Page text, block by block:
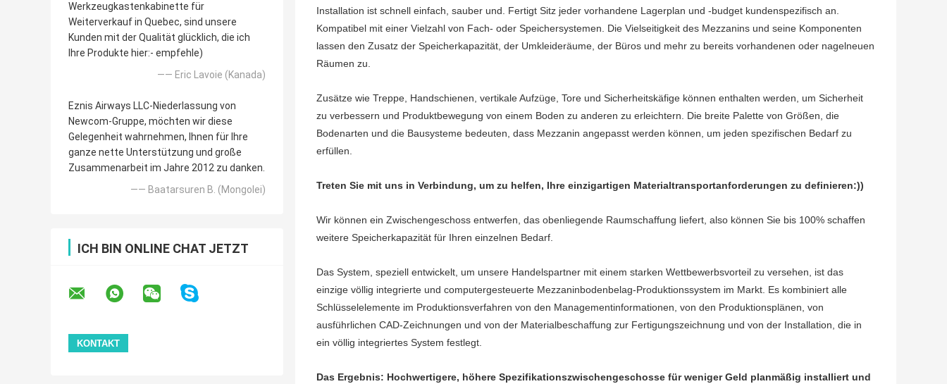
Werkzeugkastenkabinette für
Weiterverkauf in Quebec, sind unsere
Kunden mit der Qualität glücklich, die ich
Ihre Produkte hier:- empfehle)
—— Eric Lavoie (Kanada)
Eznis Airways LLC-Niederlassung von
Newcom-Gruppe, möchten wir diese
Gelegenheit wahrnehmen, Ihnen für Ihre
ganze nette Unterstützung und große
Zusammenarbeit im Jahre 2012 zu danken.
—— Baatarsuren B. (Mongolei)
ICH BIN ONLINE CHAT JETZT
Installation ist schnell einfach, sauber und. Fertigt Sitz jeder vorhandene Lagerplan und -budget kundenspezifisch an.
Kompatibel mit einer Vielzahl von Fach- oder Speichersystemen. Die Vielseitigkeit des Mezzanins und seine Komponenten
lassen den Zusatz der Speicherkapazität, der Umkleideräume, der Büros und mehr zu bereits vorhandenen oder nagelneuen
Räumen zu.
Zusätze wie Treppe, Handschienen, vertikale Aufzüge, Tore und Sicherheitskäfige können enthalten werden, um Sicherheit
zu verbessern und Produktbewegung von einem Boden zu anderen zu erleichtern. Die breite Palette von Größen, die
Bodenarten und die Bausysteme bedeuten, dass Mezzanin angepasst werden können, um jeden spezifischen Bedarf zu
erfüllen.
Treten Sie mit uns in Verbindung, um zu helfen, Ihre einzigartigen Materialtransportanforderungen zu definieren:))
Wir können ein Zwischengeschoss entwerfen, das obenliegende Raumschaffung liefert, also können Sie bis 100% schaffen
weitere Speicherkapazität für Ihren einzelnen Bedarf.
Das System, speziell entwickelt, um unsere Handelspartner mit einem starken Wettbewerbsvorteil zu versehen, ist das
einzige völlig integrierte und computergesteuerte Mezzaninbodenbelag-Produktionssystem im Markt. Es kombiniert alle
Schlüsselelemente im Produktionsverfahren von den Managementinformationen, von den Produktionsplänen, von
ausführlichen CAD-Zeichnungen und von der Materialbeschaffung zur Fertigungszeichnung und von der Installation, die in
ein völlig integriertes System festlegt.
Das Ergebnis: Hochwertigere, höhere Spezifikationszwischengeschosse für weniger Geld planmäßig installiert und